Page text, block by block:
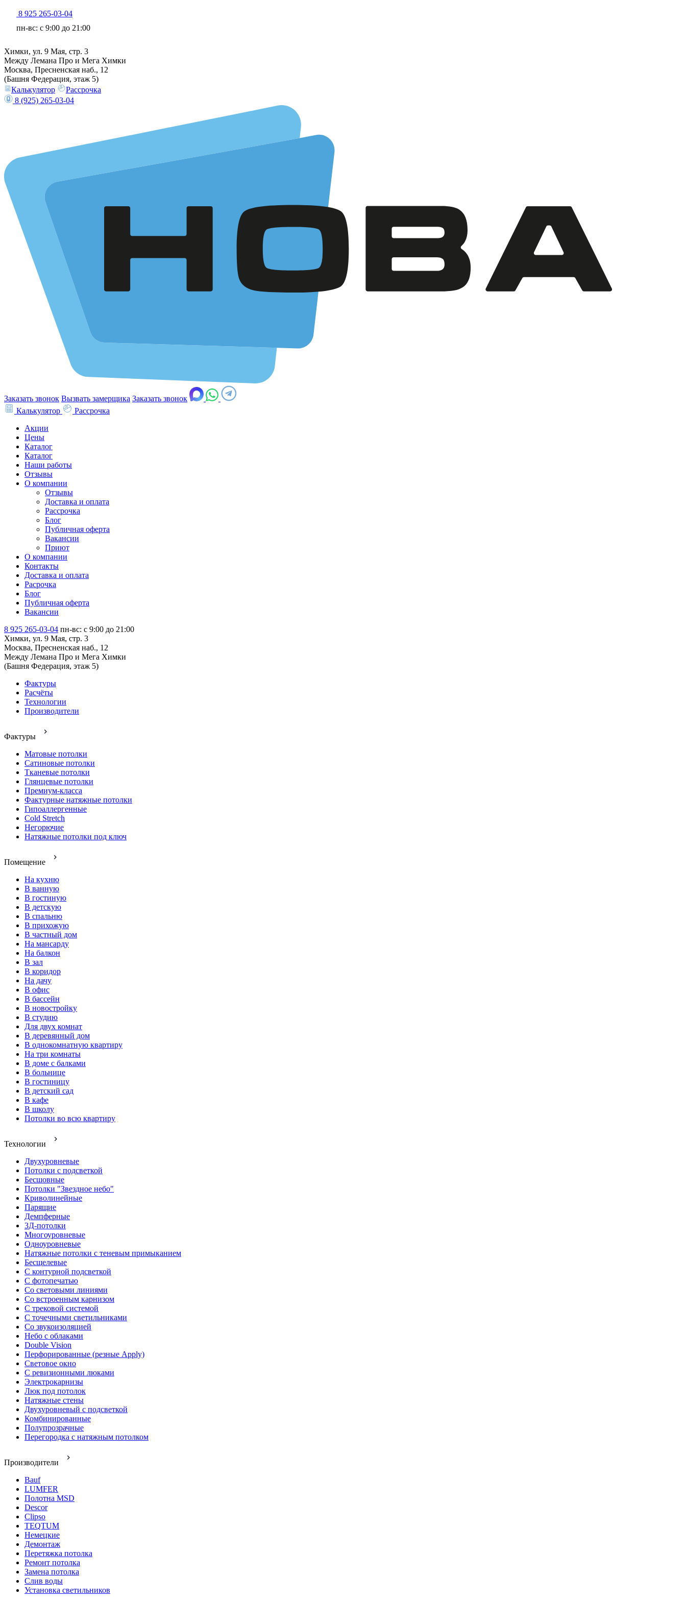
8 925 265-03-04
пн-вс: c 9:00 до 21:00
Химки, ул. 9 Мая, стр. 3
Между Лемана Про и Мега Химки
Москва, Пресненская наб., 12
(Башня Федерация, этаж 5)
Калькулятор
Рассрочка
8 (925) 265-03-04
Заказать звонок Вызвать замерщика Заказать звонок
Калькулятор
Рассрочка
Акции
Цены
Каталог
Каталог
Наши работы
Отзывы
О компании
Отзывы
Доставка и оплата
Рассрочка
Блог
Публичная оферта
Вакансии
Приют
О компании
Контакты
Доставка и оплата
Расрочка
Блог
Публичная оферта
Вакансии
8 925 265-03-04 пн-вс: c 9:00 до 21:00
Химки, ул. 9 Мая, стр. 3
Москва, Пресненская наб., 12
Между Лемана Про и Мега Химки
(Башня Федерация, этаж 5)
Фактуры
Расчёты
Технологии
Производители
Фактуры
Матовые потолки
Сатиновые потолки
Тканевые потолки
Глянцевые потолки
Премиум-класса
Фактурные натяжные потолки
Гипоаллергенные
Cold Stretch
Негорючие
Натяжные потолки под ключ
Помещение
На кухню
В ванную
В гостиную
В детскую
В спальню
В прихожую
В частный дом
На мансарду
На балкон
В зал
В коридор
На дачу
В офис
В бассейн
В новостройку
В студию
Для двух комнат
В деревянный дом
В однокомнатную квартиру
На три комнаты
В доме с балками
В больнице
В гостиницу
В детский сад
В кафе
В школу
Потолки во всю квартиру
Технологии
Двухуровневые
Потолки с подсветкой
Бесшовные
Потолки "Звездное небо"
Криволинейные
Парящие
Демпферные
3Д-потолки
Многоуровневые
Одноуровневые
Натяжные потолки с теневым примыканием
Бесщелевые
С контурной подсветкой
С фотопечатью
Со световыми линиями
Со встроенным карнизом
С трековой системой
С точечными светильниками
Со звукоизоляцией
Небо с облаками
Double Vision
Перфорированные (резные Apply)
Световое окно
С ревизионными люками
Электрокарнизы
Люк под потолок
Натяжные стены
Двухуровневый с подсветкой
Комбинированные
Полупрозрачные
Перегородка с натяжным потолком
Производители
Bauf
LUMFER
Полотна MSD
Descor
Clipso
TEQTUM
Немецкие
Демонтаж
Перетяжка потолка
Ремонт потолка
Замена потолка
Слив воды
Установка светильников